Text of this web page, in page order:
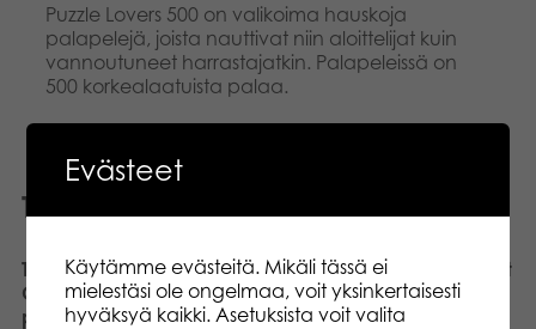
Puzzle Lovers 500 on valikoima hauskoja
palapelejä, joista nauttivat niin aloittelijat kuin
vannoutuneet harrastajatkin. Palapeleissä on
500 korkealaatuista palaa.
Tutustu myös
Tactic Puzzle Lovers
Christmas Card 500
palan palapeli
Tactic Puzzle Lovers Street
Art of Graffiti 500 palan
palapeli
Evästeet
Käytämme evästeitä. Mikäli tässä ei
mielestäsi ole ongelmaa, voit yksinkertaisesti
hyväksyä kaikki. Asetuksista voit valita